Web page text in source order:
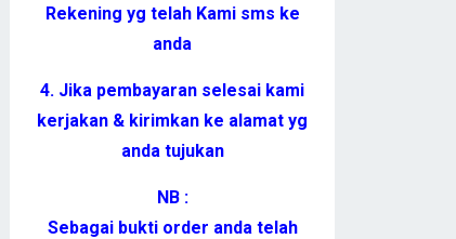
Rekening yg telah Kami sms ke
anda
4. Jika pembayaran selesai kami
kerjakan & kirimkan ke alamat yg
anda tujukan
NB :
Sebagai bukti order anda telah